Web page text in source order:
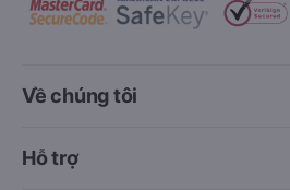
Về chúng tôi
Hỗ trợ